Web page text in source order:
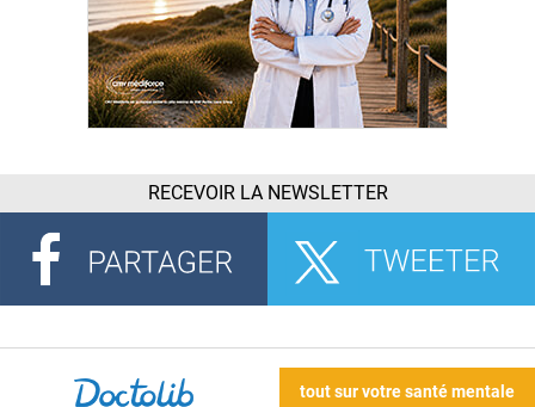
RECEVOIR LA NEWSLETTER
tout sur votre santé mentale